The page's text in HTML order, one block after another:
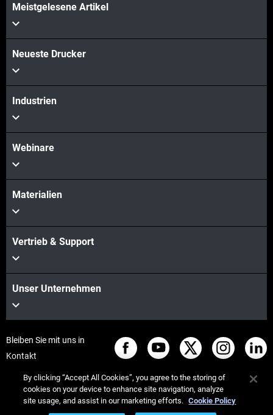
Meistgelesene Artikel
Neueste Drucker
Industrien
Webinare
Materialien
Vertrieb & Support
Unser Unternehmen
Bleiben Sie mit uns in
Kontakt
By clicking “Accept All Cookies”, you agree to the storing of
cookies on your device to enhance site navigation, analyze
site usage, and assist in our marketing efforts. Cookie Policy